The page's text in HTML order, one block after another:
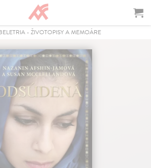
- ŽIVOTOPISY A MEMOÁRE